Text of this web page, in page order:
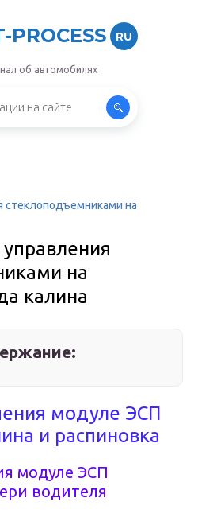
PROCESS RU
об автомобилях
стеклоподъемниками на
на
калина
модуле ЭСП
и распиновка
модуле ЭСП
водителя